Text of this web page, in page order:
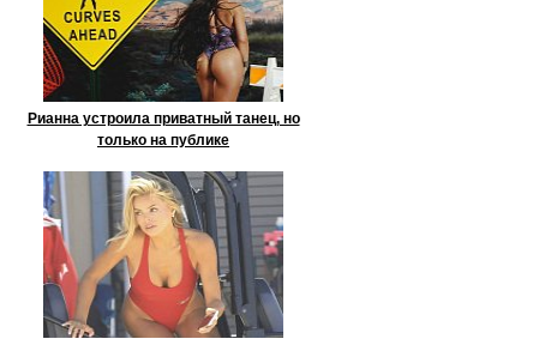
Рианна устроила приватный танец, но
только на публике